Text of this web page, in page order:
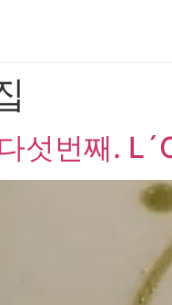
섯번째.